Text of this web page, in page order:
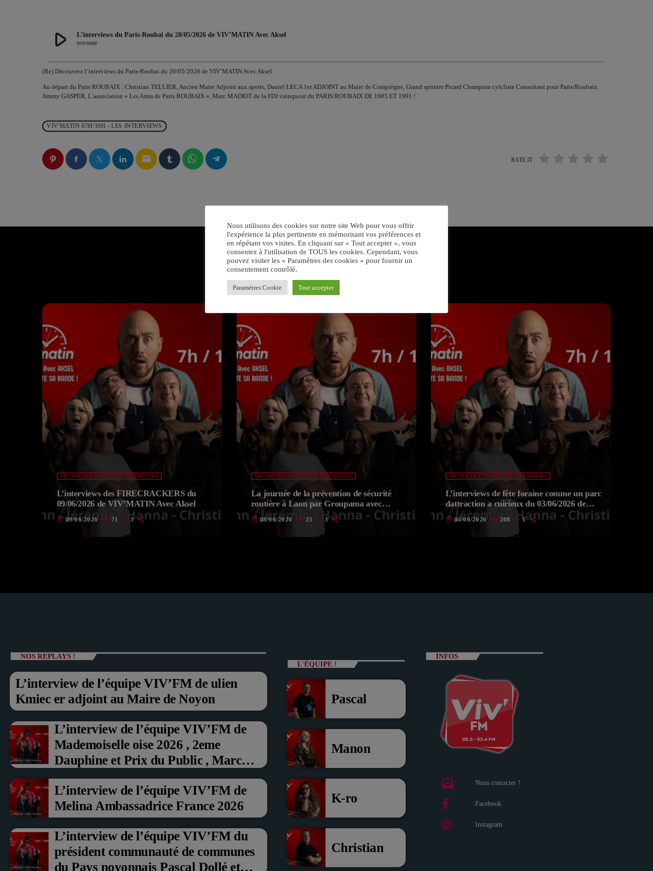
play_arrow L’interviews du Paris-Roubai du 20/05/2026 de VIV’MATIN Avec Aksel
noyonair
(Re) Découvrez l’interviews du Paris-Roubai du 20/05/2026 de VIV’MATIN Avec Aksel
Au départ du Paris ROUBAIX : Christian TELLIER, Ancien Maire Adjoint aux sports, Daniel LECA 1er ADJOINT au Maire de Compiègne, Grand sprinter Picard Champion cylcliste Consultant pour Paris/Roubaix
Jimmy GASPER, L’association « Les Amis de Paris ROUBAIX », Marc MADIOT de la FDJ vainqueur du PARIS/ROUBAIX DE 1985 ET 1991 !
VIV'MATIN 07H/10H - LES INTERVIEWS
email RATE IT
VOUS AIMEREZ AUSSI
VIV'MATIN 07H/10H - LES INTERVIEWS
L’interviews des FIRECRACKERS du
09/06/2026 de VIV’MATIN Avec Aksel
today 09/06/2026 71 3
VIV'MATIN 07H/10H - LES INTERVIEWS
La journée de la prévention de sécurité
routière à Laon par Groupama avec
Nathalie JULIEN
today 08/06/2026 25 3
VIV'MATIN 07H/10H - LES INTERVIEWS
L’interviews de fête foraine comme un parc
dattraction a cuirieux du 03/06/2026 de
VIV’MATIN Avec Aksel
today 04/06/2026 208 1
NOS REPLAYS !
L’interview de l’équipe VIV’FM de ulien
Kmiec er adjoint au Maire de Noyon
L’interview de l’équipe VIV’FM de
Mademoiselle oise 2026 , 2eme
Dauphine et Prix du Public , Marche
aux fruits rouge Noyon 2026
L’interview de l’équipe VIV’FM de
Melina Ambassadrice France 2026
L’interview de l’équipe VIV’FM du
président communauté de communes
du Pays noyonnais Pascal Dollé et
L'ÉQUIPE !
Pascal
Manon
K-ro
Christian
INFOS
Nous contacter !
Facebook
Instagram
Nous utilisons des cookies sur notre site Web pour vous offrir
l'expérience la plus pertinente en mémorisant vos préférences et
en répétant vos visites. En cliquant sur « Tout accepter », vous
consentez à l'utilisation de TOUS les cookies. Cependant, vous
pouvez visiter les « Paramètres des cookies » pour fournir un
consentement contrôlé.
Paramètres Cookie Tout accepter